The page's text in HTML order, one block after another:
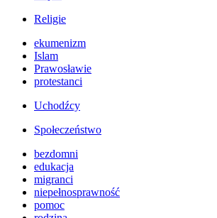
Religie
ekumenizm
Islam
Prawosławie
protestanci
Uchodźcy
Społeczeństwo
bezdomni
edukacja
migranci
niepełnosprawność
pomoc